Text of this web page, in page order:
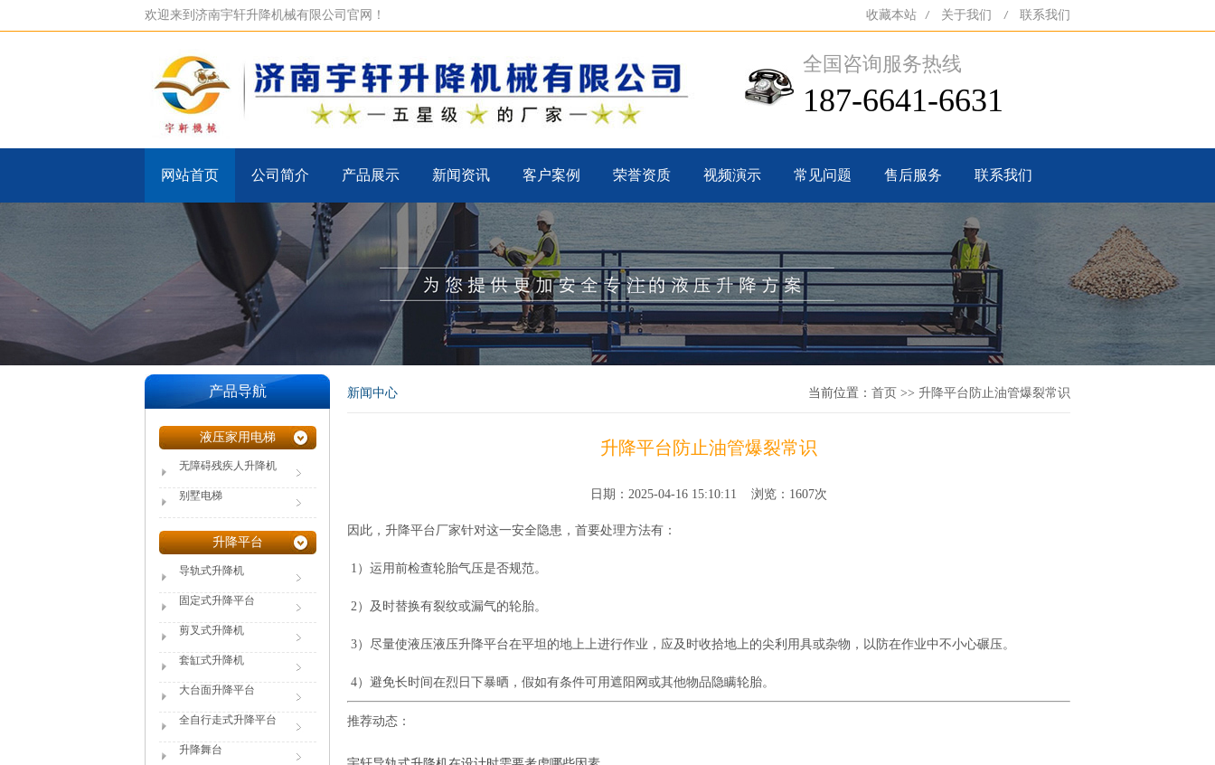
欢迎来到济南宇轩升降机械有限公司官网！ 收藏本站 / 关于我们 / 联系我们
全国咨询服务热线
187-6641-6631
网站首页 公司简介 产品展示 新闻资讯 客户案例 荣誉资质 视频演示 常见问题 售后服务 联系我们
新闻中心 当前位置： 首页 >> 升降平台防止油管爆裂常识
升降平台防止油管爆裂常识
日期：2025-04-16 15:10:11 浏览：1607次
因此，升降平台厂家针对这一安全隐患，首要处理方法有：
1）运用前检查轮胎气压是否规范。
2）及时替换有裂纹或漏气的轮胎。
3）尽量使液压液压升降平台在平坦的地上上进行作业，应及时收拾地上的尖利用具或杂物，以防在作业中不小心碾压。
4）避免长时间在烈日下暴晒，假如有条件可用遮阳网或其他物品隐瞒轮胎。
推荐动态：
产品导航
液压家用电梯
无障碍残疾人升降机
别墅电梯
升降平台
导轨式升降机
固定式升降平台
剪叉式升降机
套缸式升降机
大台面升降平台
全自行走式升降平台
升降舞台